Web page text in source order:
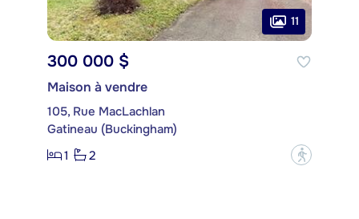
11
300 000 $
Maison à vendre
105, Rue MacLachlan
Gatineau (Buckingham)
1
2 ?